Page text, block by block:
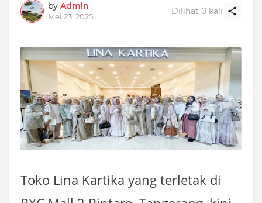
by Admin
Mei 23, 2025
Dilihat 0 kali
Toko Lina Kartika yang terletak di